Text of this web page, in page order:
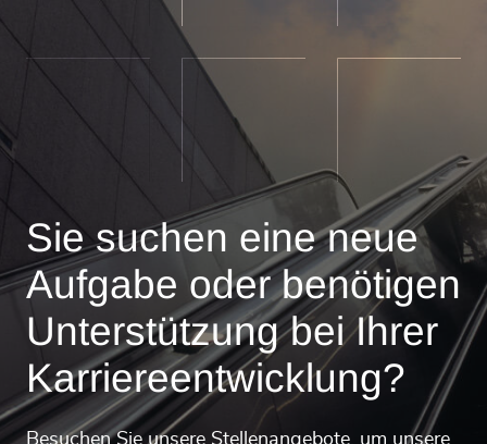
Sie suchen eine neue
Aufgabe oder benötigen
Unterstützung bei Ihrer
Karriereentwicklung?
Besuchen Sie unsere Stellenangebote, um unsere